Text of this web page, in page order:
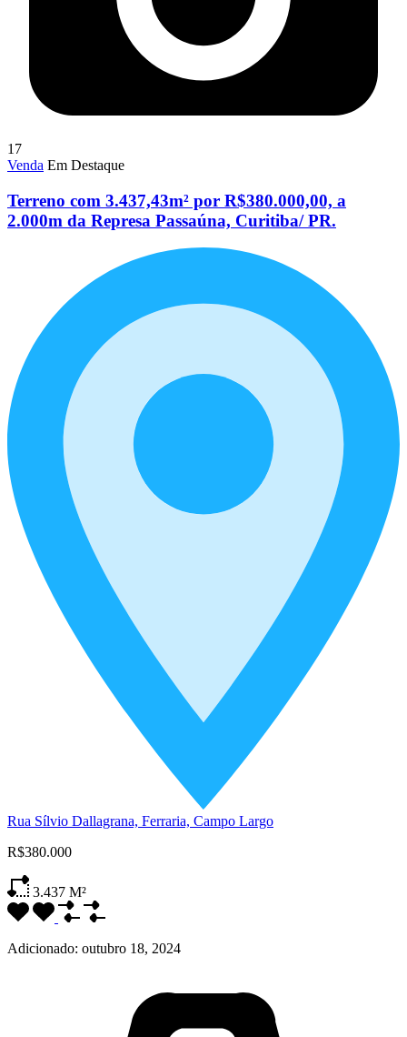
17
Venda Em Destaque
Terreno com 3.437,43m² por R$380.000,00, a
2.000m da Represa Passaúna, Curitiba/ PR.
Rua Sílvio Dallagrana, Ferraria, Campo Largo
R$380.000
3.437 M²
Adicionado: outubro 18, 2024